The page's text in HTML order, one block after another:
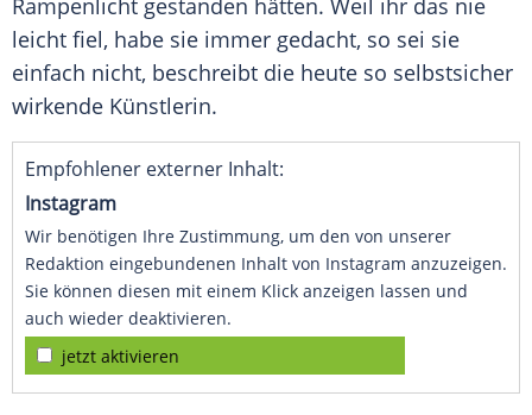
Rampenlicht gestanden hätten. Weil ihr das nie
leicht fiel, habe sie immer gedacht, so sei sie
einfach nicht, beschreibt die heute so selbstsicher
wirkende Künstlerin.
Empfohlener externer Inhalt:
Instagram
Wir benötigen Ihre Zustimmung, um den von unserer
Redaktion eingebundenen Inhalt von Instagram anzuzeigen.
Sie können diesen mit einem Klick anzeigen lassen und
auch wieder deaktivieren.
jetzt aktivieren